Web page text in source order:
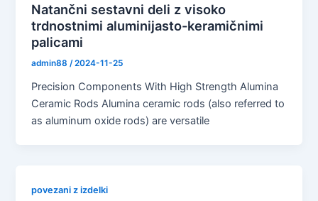
Natančni sestavni deli z visoko
trdnostnimi aluminijasto-keramičnimi
palicami
admin88/2024-11-25
Precision Components With High Strength Alumina
Ceramic Rods Alumina ceramic rods (also referred to
as aluminum oxide rods) are versatile
povezani z izdelki